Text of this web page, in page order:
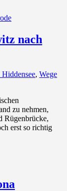
nach
, Wege
zu nehmen,
Rügenbrücke,
erst so richtig